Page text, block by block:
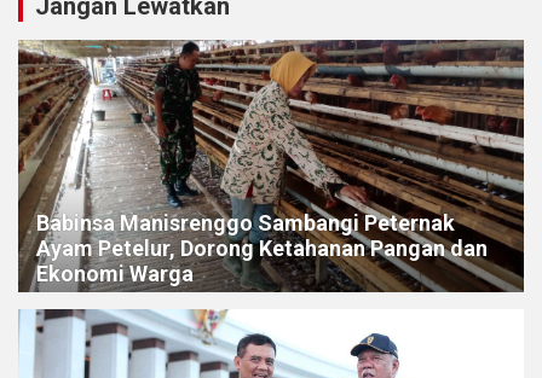
Jangan Lewatkan
Babinsa Manisrenggo Sambangi Peternak
Ayam Petelur, Dorong Ketahanan Pangan dan
Ekonomi Warga